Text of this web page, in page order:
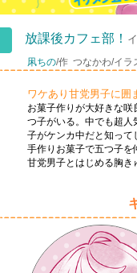
放課後カフェ部！
凩ちの/作 つなかわ/イラ
ワケあり甘党男子に囲
お菓子作りが大好きな
つ子がいる。中でも超人
子がケンカ中だと知っ
手作りお菓子で五つ子
甘党男子とはじめる胸き